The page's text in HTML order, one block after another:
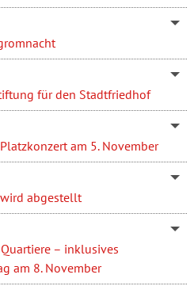
für den Stadtfriedhof
am 5. November
abgestellt
– inklusives
am 8. November